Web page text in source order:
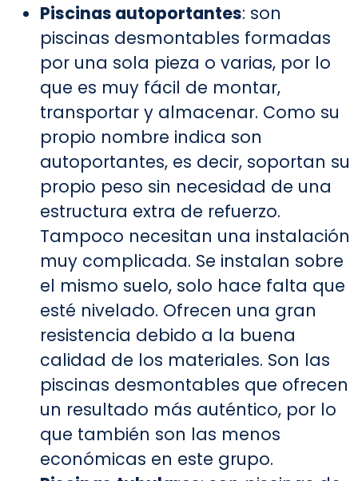
Piscinas autoportantes: son
piscinas desmontables formadas
por una sola pieza o varias, por lo
que es muy fácil de montar,
transportar y almacenar. Como su
propio nombre indica son
autoportantes, es decir, soportan su
propio peso sin necesidad de una
estructura extra de refuerzo.
Tampoco necesitan una instalación
muy complicada. Se instalan sobre
el mismo suelo, solo hace falta que
esté nivelado. Ofrecen una gran
resistencia debido a la buena
calidad de los materiales. Son las
piscinas desmontables que ofrecen
un resultado más auténtico, por lo
que también son las menos
económicas en este grupo.